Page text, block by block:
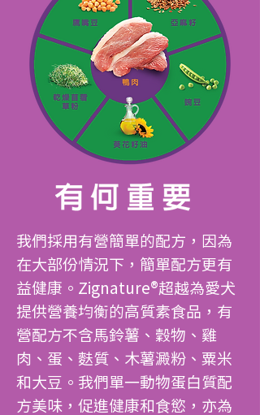
我們採用有營簡單的配方，因為
在大部份情況下，簡單配方更有
益健康。Zignature®超越為愛犬
提供營養均衡的高質素食品，有
營配方不含馬鈴薯、穀物、雞
肉、蛋、麩質、木薯澱粉、粟米
和大豆。我們單一動物蛋白質配
方美味，促進健康和食慾，亦為